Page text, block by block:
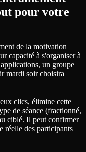
pour votre
de la motivation
capacité à s'organiser à
un groupe
mardi soir choisira
clics, élimine cette
de séance (fractionné,
ciblé. Il peut confirmer
réelle des participants